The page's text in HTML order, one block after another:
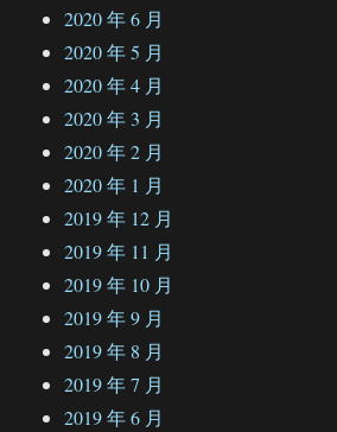
2020 年 6 月
2020 年 5 月
2020 年 4 月
2020 年 3 月
2020 年 2 月
2020 年 1 月
2019 年 12 月
2019 年 11 月
2019 年 10 月
2019 年 9 月
2019 年 8 月
2019 年 7 月
2019 年 6 月